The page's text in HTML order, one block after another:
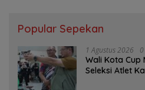
Popular Sepekan
1 Agustus 2026
Wali Kota Cup
Seleksi Atlet